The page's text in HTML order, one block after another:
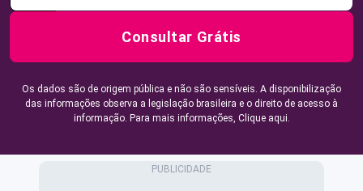
Consultar Grátis
Os dados são de origem pública e não são sensíveis. A disponibilização
das informações observa a legislação brasileira e o direito de acesso à
informação. Para mais informações, Clique aqui.